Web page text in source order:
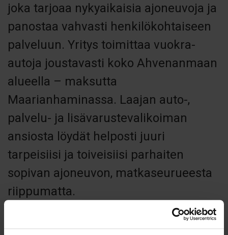
joka tarjoaa nykyaikaisia ajoneuvoja ja
panostaa vahvasti henkilökohtaiseen
palveluun. Yritys toimittaa vuokra-
autoja joustavasti koko Ahvenanmaan
alueella – maksutta
Maarianhaminassa. Laajan auto-,
palvelu- ja lisävarustevalikoiman
ansiosta löydät helposti juuri
tarpeisiisi ja toiveisiisi parhaiten
sopivan ajoneuvon, matkaseurueesta
riippumatta.